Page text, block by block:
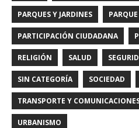
PARQUES Y JARDINES
PARTICIPACIÓN CIUDADANA
RELIGIÓN SALUD
SIN CATEGORÍA SOCIEDAD
TRANSPORTE Y
URBANISMO